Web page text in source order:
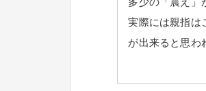
実際には親指は
が出来ると思わ